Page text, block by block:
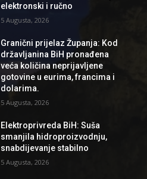
elektronski i ručno
5 Augusta, 2026
Granični prijelaz Županja: Kod
državljanina BiH pronađena
veća količina neprijavljene
gotovine u eurima, francima i
dolarima.
5 Augusta, 2026
Elektroprivreda BiH: Suša
smanjila hidroproizvodnju,
snabdijevanje stabilno
5 Augusta, 2026